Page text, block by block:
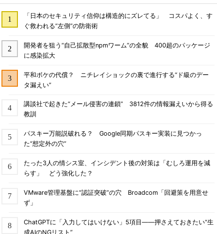
「日本のセキュリティ信仰は構造的にズレてる」 コスパよく、す
ぐ救われる“左側”の防衛術
開発者を狙う“自己拡散型npmワーム”の全貌 400超のパッケージ
に感染拡大
平和ボケの代償？ ニチレイショックの裏で進行する“ド級のデー
タ漏えい”
講談社で起きた“メール侵害の連鎖” 3812件の情報漏えいから得る
教訓
パスキー万能説破れる？ Google同期パスキー実装に見つかっ
た“想定外の穴”
たった3人の情シス室、インシデント後の対策は「むしろ運用を減
らす」 どう強化した？
VMware管理基盤に“認証突破”の穴 Broadcom「回避策を用意せ
ず」
ChatGPTに「入力してはいけない」5項目――押さえておきたい“生
成AIのNGリスト”